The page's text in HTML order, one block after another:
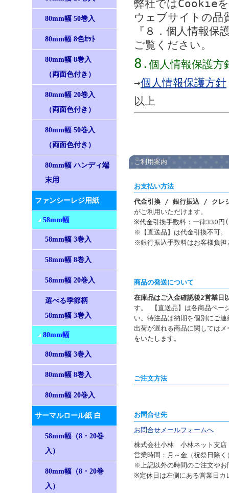
80mm幅 50巻入
80mm幅 8色ｾｯﾄ
80mm幅 8巻入
（両面色付き）
80mm幅 20巻入
（両面色付き）
80mm幅 50巻入
（両面色付き）
80mm幅 ハンディ端
末用
ファンシーレジ用紙
58mm幅
58mm幅 3巻入
58mm幅 8巻入
58mm幅 20巻入
選べる季節柄
58mm幅 3巻入
80mm幅
80mm幅 3巻入
80mm幅 8巻入
80mm幅 20巻入
サーマルロール紙 白
58mm幅（8・20巻
入）
80mm幅（8・20巻
入）
弊社ではCookieを
ウェブサイトの品
『８．個人情報
ご覧ください。
8 .個人情報保護方
→個人情報保護方針
以上
ご利用案内
お支払い方法
代金引換 / 銀行振込 / クレジ
がご利用いただけます。
※代金引換手数料：一律330円
※【直送品】は代金引換不可。
※銀行振込手数料はお客様負担
商品の発送について
在庫品はご入金確認後2営業日
す。 【直送品】は各商品ペー
い。特注品は納期を個別にご
出荷が遅れる商品に関しては
をいたします。
ご注文方法
お問合せ先
お問合せメールフォームへ
株式会社小林 小林ネット支店
営業時間：月～金（祝祭日除
※上記以外の時間のご注文やお
※定休日は左側にある営業日カ